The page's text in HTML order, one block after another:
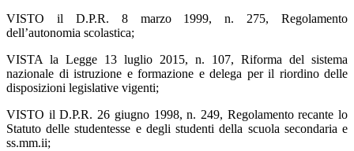
VISTO il D.P.R. 8 marzo 1999, n. 275, Regolamento
dell’autonomia scolastica;
VISTA la Legge 13 luglio 2015, n. 107, Riforma del sistema
nazionale di istruzione e formazione e delega per il riordino delle
disposizioni legislative vigenti;
VISTO il D.P.R. 26 giugno 1998, n. 249, Regolamento recante lo
Statuto delle studentesse e degli studenti della scuola secondaria e
ss.mm.ii;